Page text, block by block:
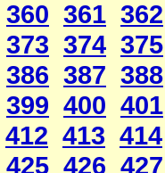
360 361 362
373 374 375
386 387 388
399 400 401
412 413 414
425 426 427